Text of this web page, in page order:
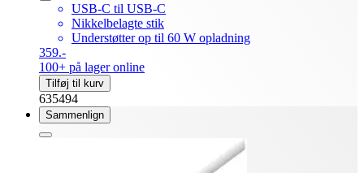
USB-C til USB-C
Nikkelbelagte stik
Understøtter op til 60 W opladning
359.-
100+ på lager online
Tilføj til kurv
635494
Sammenlign